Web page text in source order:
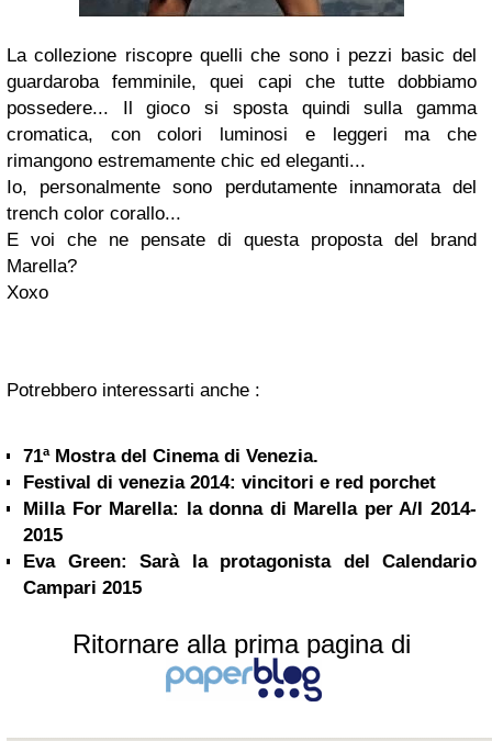
La collezione riscopre quelli che sono i pezzi basic del
guardaroba femminile, quei capi che tutte dobbiamo
possedere... Il gioco si sposta quindi sulla gamma
cromatica, con colori luminosi e leggeri ma che
rimangono estremamente chic ed eleganti...
Io, personalmente sono perdutamente innamorata del
trench color corallo...
E voi che ne pensate di questa proposta del brand
Marella?
Xoxo
Potrebbero interessarti anche :
71ª Mostra del Cinema di Venezia.
Festival di venezia 2014: vincitori e red porchet
Milla For Marella: la donna di Marella per A/I 2014-
2015
Eva Green: Sarà la protagonista del Calendario
Campari 2015
Ritornare alla prima pagina di